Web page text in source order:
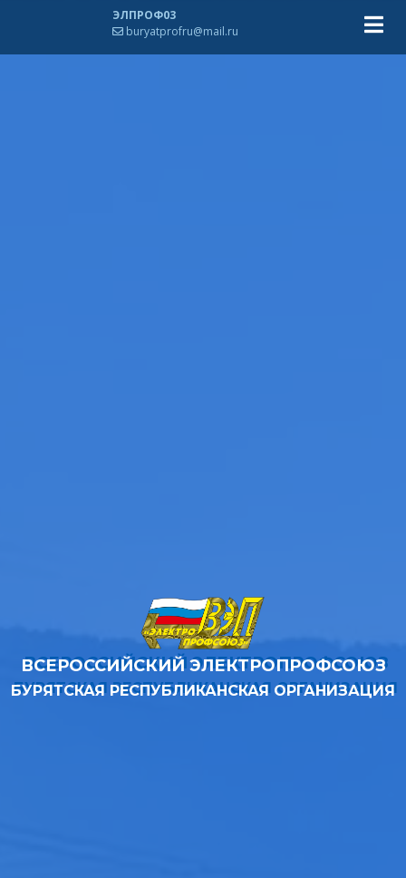
ЭЛПРОФ03
buryatprofru@mail.ru
ВСЕРОССИЙСКИЙ ЭЛЕКТРОПРОФСОЮЗ
БУРЯТСКАЯ РЕСПУБЛИКАНСКАЯ ОРГАНИЗАЦИЯ